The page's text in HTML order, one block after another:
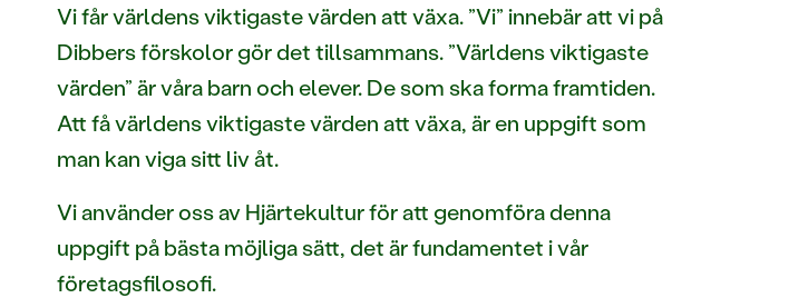
Vi får världens viktigaste värden att växa. ”Vi” innebär att vi på
Dibbers förskolor gör det tillsammans. ”Världens viktigaste
värden” är våra barn och elever. De som ska forma framtiden.
Att få världens viktigaste värden att växa, är en uppgift som
man kan viga sitt liv åt.
Vi använder oss av Hjärtekultur för att genomföra denna
uppgift på bästa möjliga sätt, det är fundamentet i vår
företagsfilosofi.